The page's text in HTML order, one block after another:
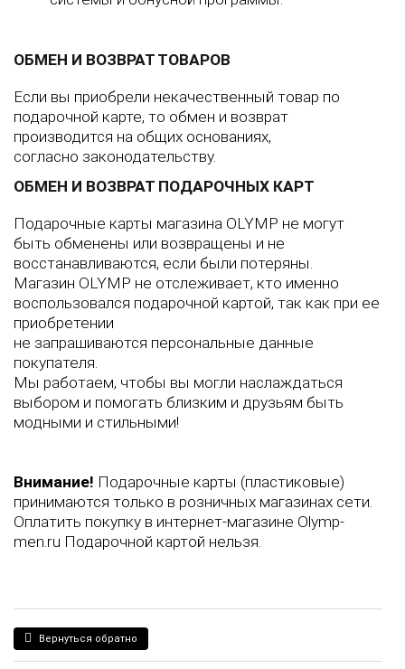
ОБМЕН И ВОЗВРАТ ТОВАРОВ
Если вы приобрели некачественный товар по
подарочной карте, то обмен и возврат
производится на общих основаниях,
согласно законодательству.
ОБМЕН И ВОЗВРАТ ПОДАРОЧНЫХ КАРТ
Подарочные карты магазина OLYMP не могут
быть обменены или возвращены и не
восстанавливаются, если были потеряны.
Магазин OLYMP не отслеживает, кто именно
воспользовался подарочной картой, так как при ее
приобретении
не запрашиваются персональные данные
покупателя.
Мы работаем, чтобы вы могли наслаждаться
выбором и помогать близким и друзьям быть
модными и стильными!
Внимание! Подарочные карты (пластиковые)
принимаются только в розничных магазинах сети.
Оплатить покупку в интернет-магазине Olymp-
men.ru Подарочной картой нельзя.
Вернуться обратно